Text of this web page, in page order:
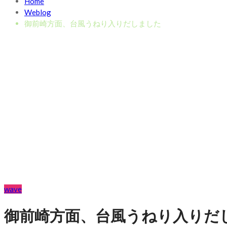
Weblog
御前崎方面、台風うねり入りだしました
wave
御前崎方面、台風うねり入りだ